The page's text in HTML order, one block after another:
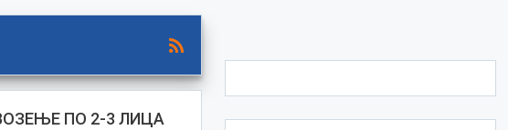
ПО 2-3 ЛИЦА